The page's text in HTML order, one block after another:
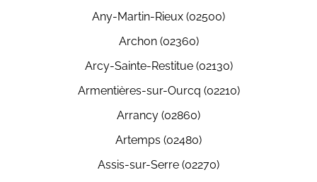
Any-Martin-Rieux (02500)
Archon (02360)
Arcy-Sainte-Restitue (02130)
Armentières-sur-Ourcq (02210)
Arrancy (02860)
Artemps (02480)
Assis-sur-Serre (02270)